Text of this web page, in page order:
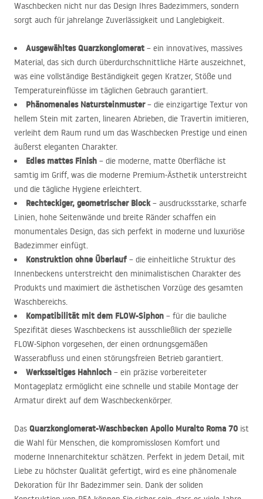
Waschbecken nicht nur das Design Ihres Badezimmers, sondern
sorgt auch für jahrelange Zuverlässigkeit und Langlebigkeit.
Ausgewähltes Quarzkonglomerat – ein innovatives, massives
Material, das sich durch überdurchschnittliche Härte auszeichnet,
was eine vollständige Beständigkeit gegen Kratzer, Stöße und
Temperatureinflüsse im täglichen Gebrauch garantiert.
Phänomenales Natursteinmuster– die einzigartige Textur von
hellem Stein mit zarten, linearen Abrieben, die Travertin imitieren,
verleiht dem Raum rund um das Waschbecken Prestige und einen
äußerst eleganten Charakter.
Edles mattes Finish – die moderne, matte Oberfläche ist
samtig im Griff, was die moderne Premium-Ästhetik unterstreicht
und die tägliche Hygiene erleichtert.
Rechteckiger, geometrischer Block– ausdrucksstarke, scharfe
Linien, hohe Seitenwände und breite Ränder schaffen ein
monumentales Design, das sich perfekt in moderne und luxuriöse
Badezimmer einfügt.
Konstruktion ohne Überlauf – die einheitliche Struktur des
Innenbeckens unterstreicht den minimalistischen Charakter des
Produkts und maximiert die ästhetischen Vorzüge des gesamten
Waschbereichs.
Kompatibilität mit dem FLOW-Siphon – für die bauliche
Spezifität dieses Waschbeckens ist ausschließlich der spezielle
FLOW-Siphon vorgesehen, der einen ordnungsgemäßen
Wasserabfluss und einen störungsfreien Betrieb garantiert.
Werksseitiges Hahnloch – ein präzise vorbereiteter
Montageplatz ermöglicht eine schnelle und stabile Montage der
Armatur direkt auf dem Waschbeckenkörper.
Das Quarzkonglomerat-Waschbecken Apollo Muralto Roma 70 ist
die Wahl für Menschen, die kompromisslosen Komfort und
moderne Innenarchitektur schätzen. Perfekt in jedem Detail, mit
Liebe zu höchster Qualität gefertigt, wird es eine phänomenale
Dekoration für Ihr Badezimmer sein. Dank der soliden